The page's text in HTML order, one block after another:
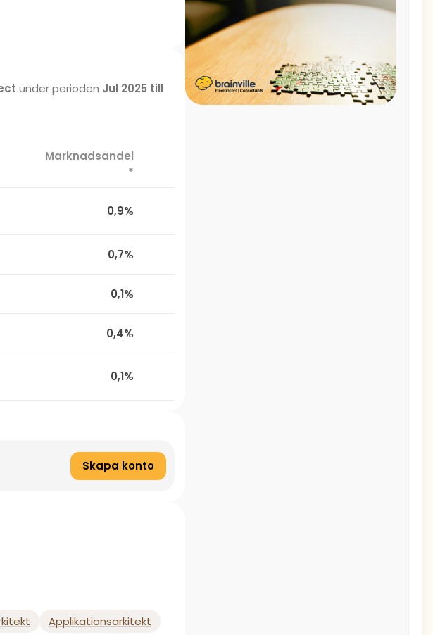
under perioden Jul 2025 till
Marknadsandel
*
0,9%
0,7%
0,1%
0,4%
0,1%
Skapa konto
Applikationsarkitekt